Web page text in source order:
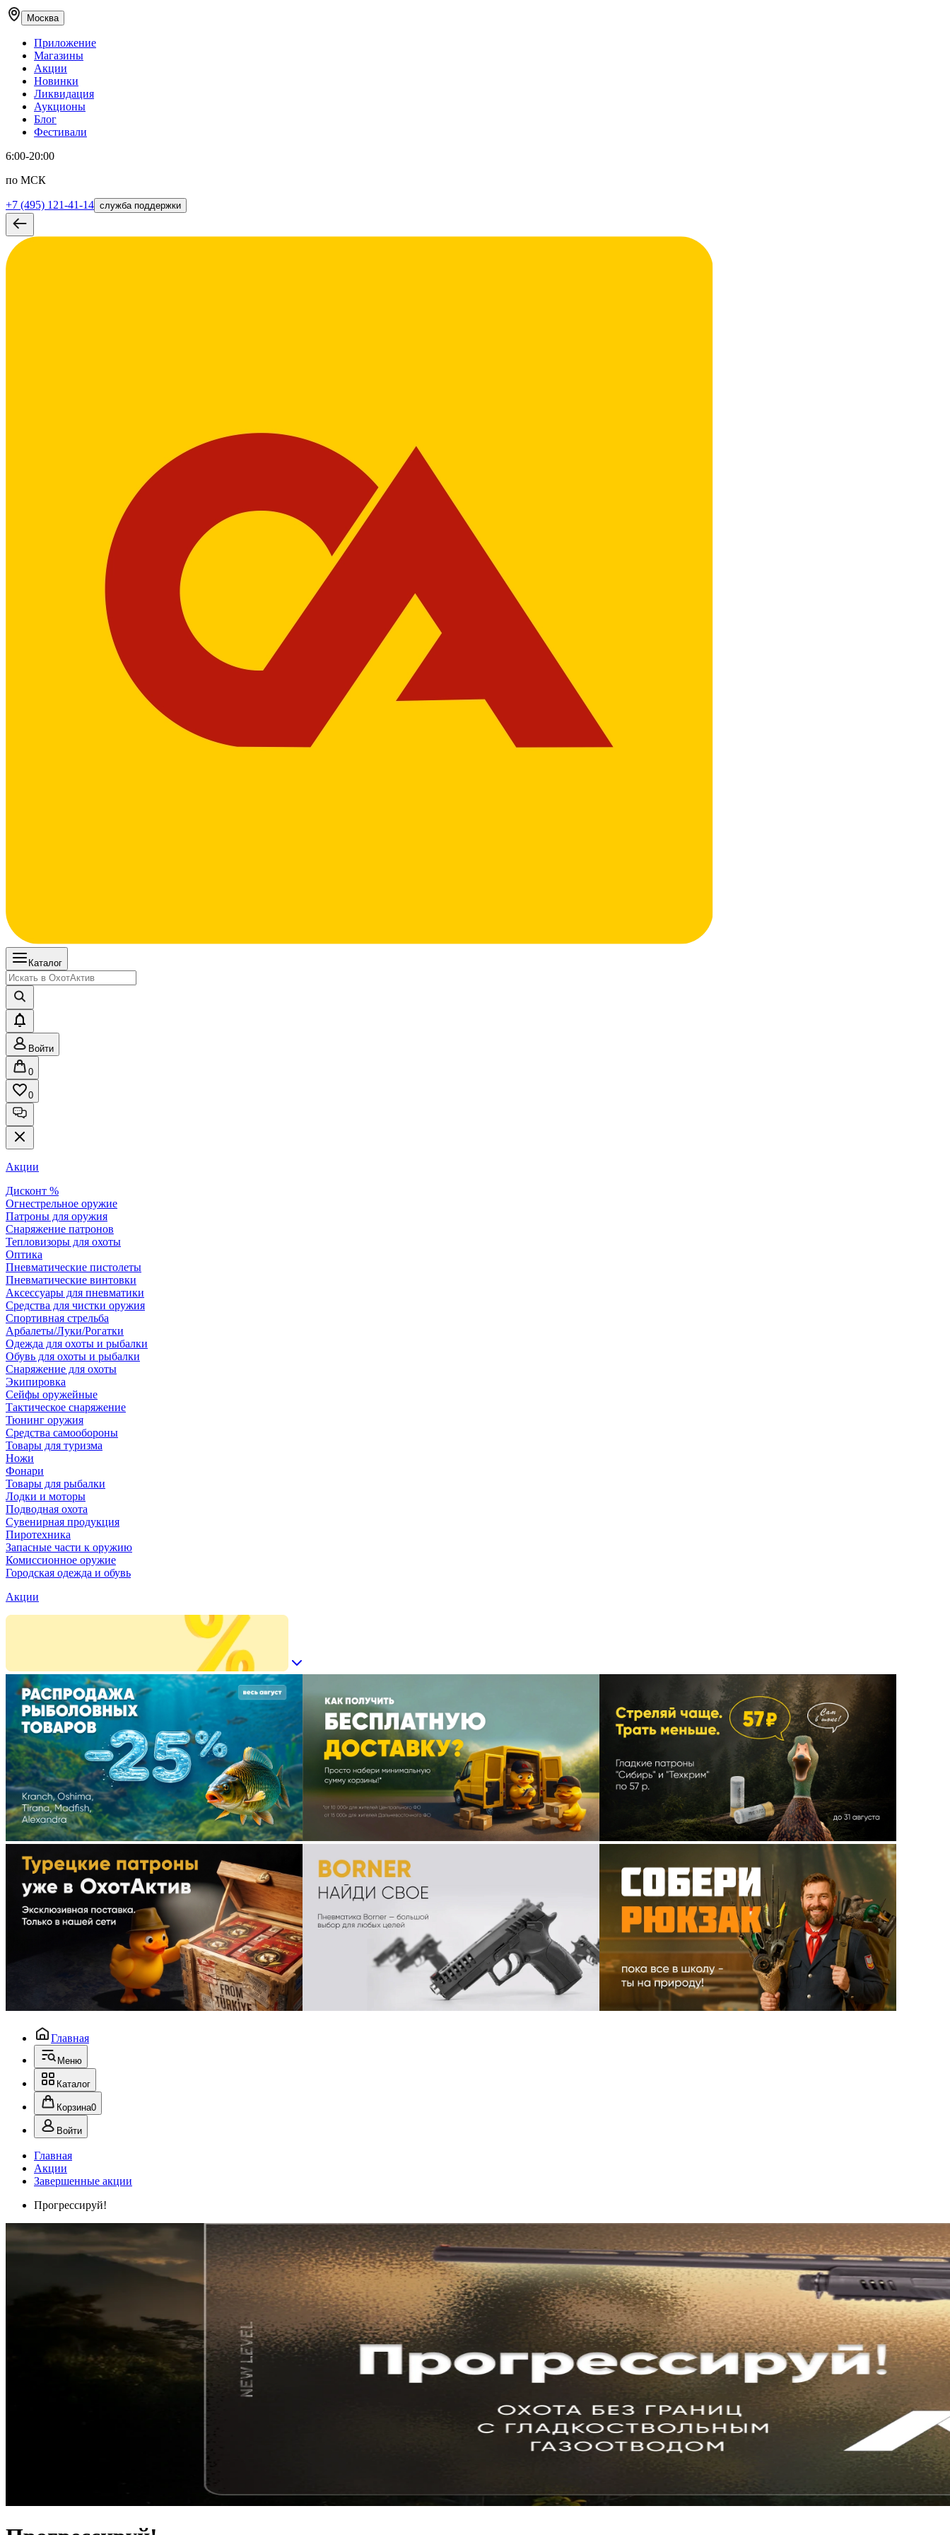
Москва
Приложение
Магазины
Акции
Новинки
Ликвидация
Аукционы
Блог
Фестивали
6:00-20:00
по МСК
+7 (495) 121-41-14 служба поддержки
Каталог
Войти
0
0
Акции
Дисконт %
Огнестрельное оружие
Патроны для оружия
Снаряжение патронов
Тепловизоры для охоты
Оптика
Пневматические пистолеты
Пневматические винтовки
Аксессуары для пневматики
Средства для чистки оружия
Спортивная стрельба
Арбалеты/Луки/Рогатки
Одежда для охоты и рыбалки
Обувь для охоты и рыбалки
Снаряжение для охоты
Экипировка
Сейфы оружейные
Тактическое снаряжение
Тюнинг оружия
Средства самообороны
Товары для туризма
Ножи
Фонари
Товары для рыбалки
Лодки и моторы
Подводная охота
Сувенирная продукция
Пиротехника
Запасные части к оружию
Комиссионное оружие
Городская одежда и обувь
Акции
Главная
Меню
Каталог
Корзина0
Войти
Главная
Акции
Завершенные акции
Прогрессируй!